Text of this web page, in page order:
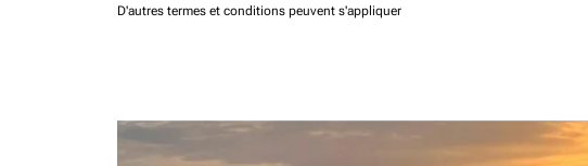
D'autres termes et conditions peuvent s'appliquer